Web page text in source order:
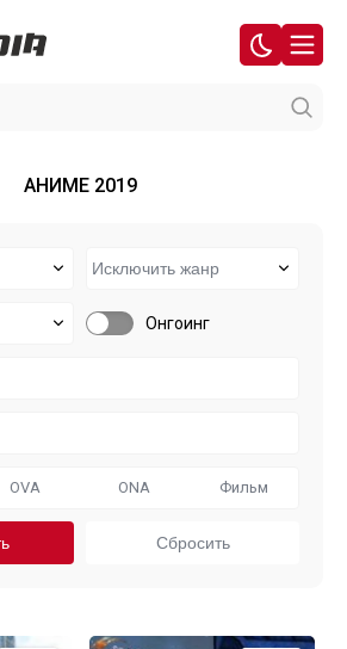
АНИМЕ 2019
Онгоинг
OVA ONA Фильм